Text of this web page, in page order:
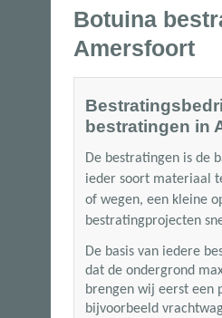
Botuina
Amersfoort
bestratingen in
De bestratingen is de
ieder soort materiaal
of wegen, een kleine
bestratingprojecten
De basis van iedere
dat de ondergrond
brengen wij eerst een
bijvoorbeeld